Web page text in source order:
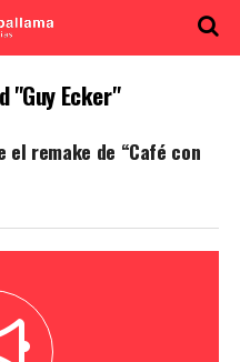
"Guy Ecker"
el remake de “Café con